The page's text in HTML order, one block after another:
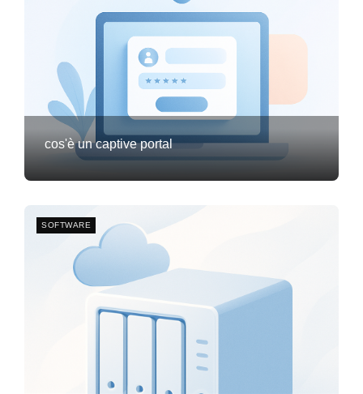
cos'è un captive portal
SOFTWARE